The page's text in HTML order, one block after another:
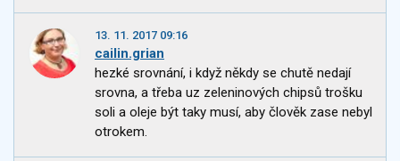
13. 11. 2017 09:16
cailin.grian
hezké srovnání, i když někdy se chutě nedají
srovna, a třeba uz zeleninových chipsů trošku
soli a oleje být taky musí, aby člověk zase nebyl
otrokem.